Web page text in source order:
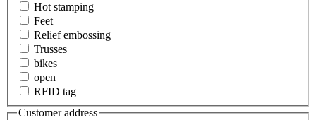
Hot stamping
Feet
Relief embossing
Trusses
bikes
open
RFID tag
Customer address